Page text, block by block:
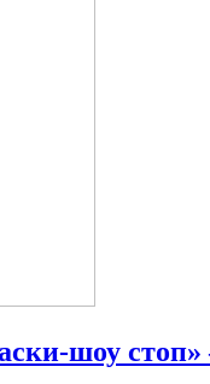
шоу